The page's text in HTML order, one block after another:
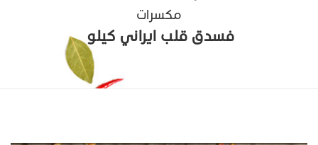
مكسرات
فسدق قلب ايراني كيلو